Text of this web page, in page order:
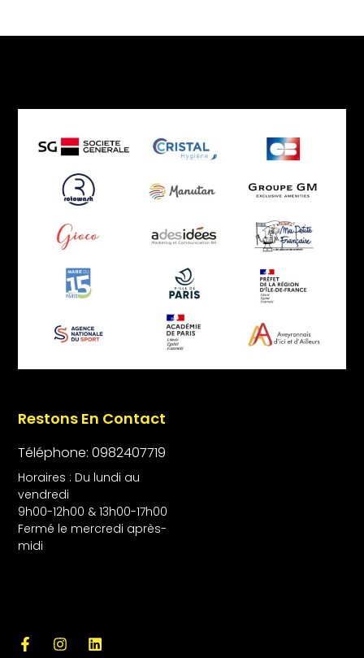
Restons En Contact
Téléphone: 0982407719
Horaires : Du lundi au
vendredi
9h00-12h00 & 13h00-17h00
Fermé le mercredi après-
midi